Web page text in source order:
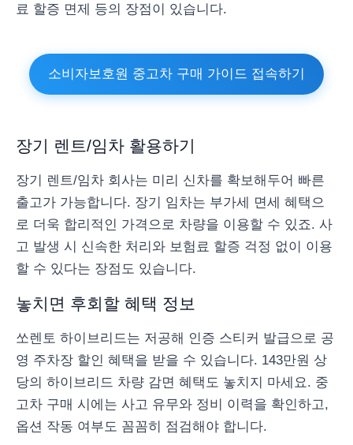
료 할증 면제 등의 장점이 있습니다.
소비자보호원 중고차 구매 가이드 접속하기
장기 렌트/임차 활용하기
장기 렌트/임차 회사는 미리 신차를 확보해두어 빠른
출고가 가능합니다. 장기 임차는 부가세 면세 혜택으
로 더욱 합리적인 가격으로 차량을 이용할 수 있죠. 사
고 발생 시 신속한 처리와 보험료 할증 걱정 없이 이용
할 수 있다는 장점도 있습니다.
놓치면 후회할 혜택 정보
쏘렌토 하이브리드는 저공해 인증 스티커 발급으로 공
영 주차장 할인 혜택을 받을 수 있습니다. 143만원 상
당의 하이브리드 차량 감면 혜택도 놓치지 마세요. 중
고차 구매 시에는 사고 유무와 정비 이력을 확인하고,
옵션 작동 여부도 꼼꼼히 점검해야 합니다.